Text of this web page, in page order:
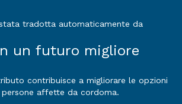
tradotta automaticamente da
un futuro migliore
contribuisce a migliorare le opzioni
affette da cordoma.